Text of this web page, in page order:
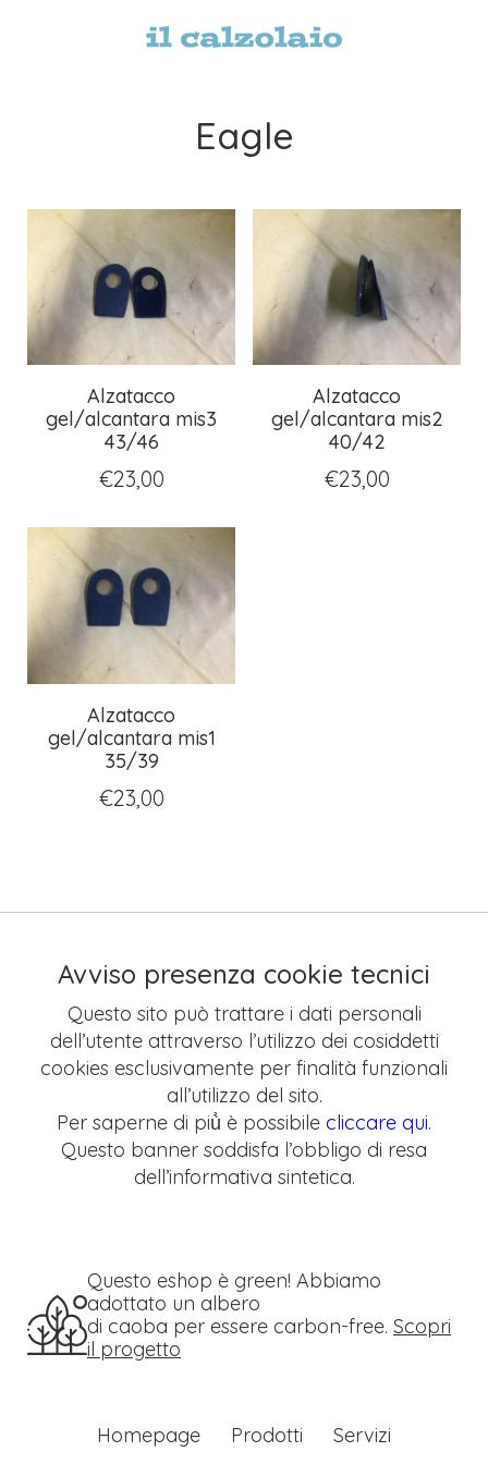
Eagle
Alzatacco
gel/alcantara mis3
43/46
€23,00
Alzatacco
gel/alcantara mis2
40/42
€23,00
Alzatacco
gel/alcantara mis1
35/39
€23,00
Avviso presenza cookie tecnici
Questo sito può trattare i dati personali
dell’utente attraverso l’utilizzo dei cosiddetti
cookies esclusivamente per finalità funzionali
all’utilizzo del sito.
Per saperne di più̀ è possibile cliccare qui.
Questo banner soddisfa l’obbligo di resa
dell’informativa sintetica.
Questo eshop è green! Abbiamo
adottato un albero
di caoba per essere carbon-free. Scopri
il progetto
Homepage Prodotti
Servizi